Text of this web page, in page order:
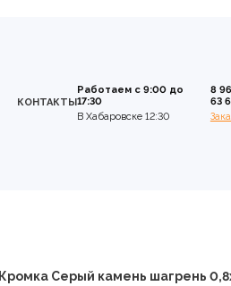
КОНТАКТЫ
Работаем с 9:00 до
17:30
В Хабаровске 12:30
8
63
Кромка Серый камень шагрень